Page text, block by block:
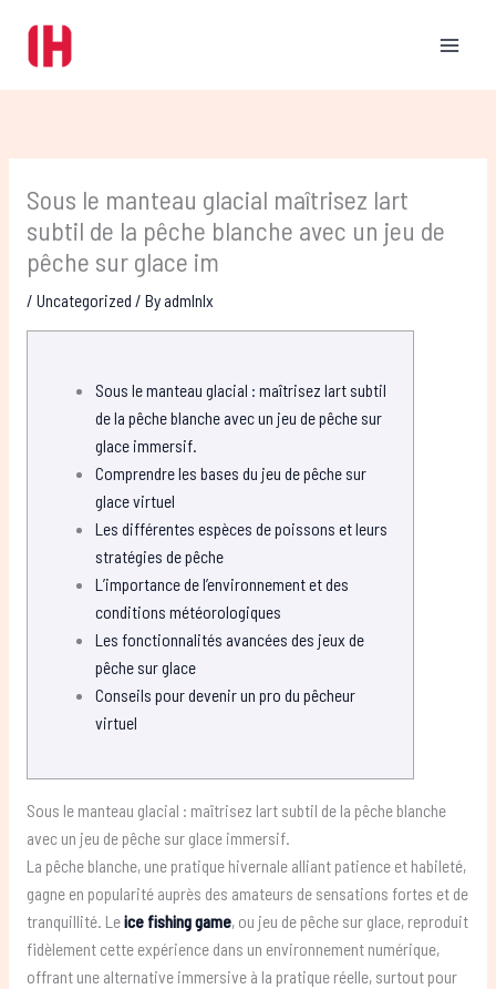
content
Sous le manteau glacial maîtrisez lart
subtil de la pêche blanche avec un jeu de
pêche sur glace im
/ Uncategorized / Byadmlnlx
Sous le manteau glacial : maîtrisez lart subtil
de la pêche blanche avec un jeu de pêche sur
glace immersif.
Comprendre les bases du jeu de pêche sur
glace virtuel
Les différentes espèces de poissons et leurs
stratégies de pêche
L’importance de l’environnement et des
conditions météorologiques
Les fonctionnalités avancées des jeux de
pêche sur glace
Conseils pour devenir un pro du pêcheur
virtuel
Sous le manteau glacial : maîtrisez lart subtil de la pêche blanche
avec un jeu de pêche sur glace immersif.
La pêche blanche, une pratique hivernale alliant patience et habileté,
gagne en popularité auprès des amateurs de sensations fortes et de
tranquillité. Leice fishing game, ou jeu de pêche sur glace, reproduit
fidèlement cette expérience dans un environnement numérique,
offrant une alternative immersive à la pratique réelle, surtout pour